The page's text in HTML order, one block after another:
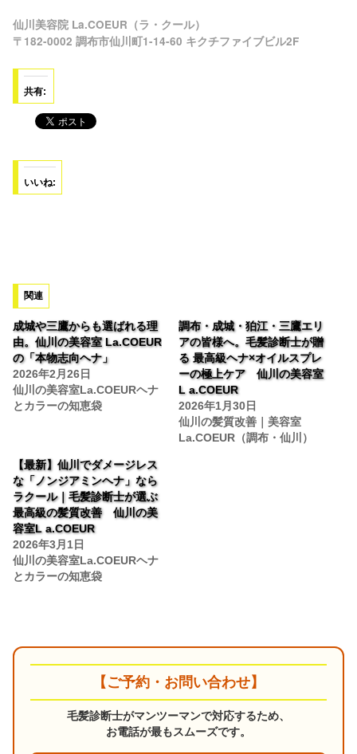
仙川美容院 La.COEUR（ラ・クール）
〒182-0002 調布市仙川町1-14-60 キクチファイブビル2F
共有:
いいね:
関連
成城や三鷹からも選ばれる理
由。仙川の美容室 La.COEUR
の「本物志向ヘナ」
2026年2月26日
仙川の美容室La.COEURヘナ
とカラーの知恵袋
調布・成城・狛江・三鷹エリ
アの皆様へ。毛髪診断士が贈
る 最高級ヘナ×オイルスプレ
ーの極上ケア 仙川の美容室
L a.COEUR
2026年1月30日
仙川の髪質改善｜美容室
La.COEUR（調布・仙川）
【最新】仙川でダメージレス
な「ノンジアミンヘナ」なら
ラクール｜毛髪診断士が選ぶ
最高級の髪質改善 仙川の美
容室L a.COEUR
2026年3月1日
仙川の美容室La.COEURヘナ
とカラーの知恵袋
【ご予約・お問い合わせ】
毛髪診断士がマンツーマンで対応するため、
お電話が最もスムーズです。